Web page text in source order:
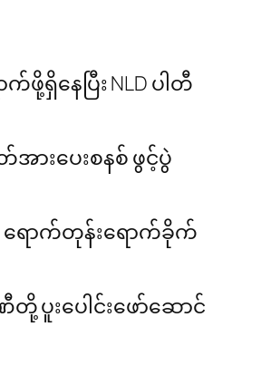
ရှိနေပြီး NLD ပါတီ
ားပေးစနစ် ဖွင့်ပွဲ
ရောက်တုန်းရောက်ခိုက်
တို့ ပူးပေါင်းဖော်ဆောင်